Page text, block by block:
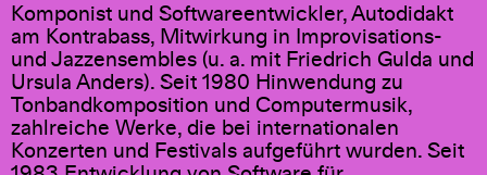
Komponist und Softwareentwickler, Autodidakt
am Kontrabass, Mitwirkung in Improvisations-
und Jazzensembles (u. a. mit Friedrich Gulda und
Ursula Anders). Seit 1980 Hinwendung zu
Tonbandkomposition und Computermusik,
zahlreiche Werke, die bei internationalen
Konzerten und Festivals aufgeführt wurden. Seit